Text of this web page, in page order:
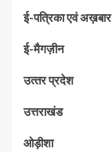
ई-पत्रिका एवं अख़बार
ई-मैगज़ीन
उत्‍तर प्रदेश
उत्तराखंड
ओड़ीशा